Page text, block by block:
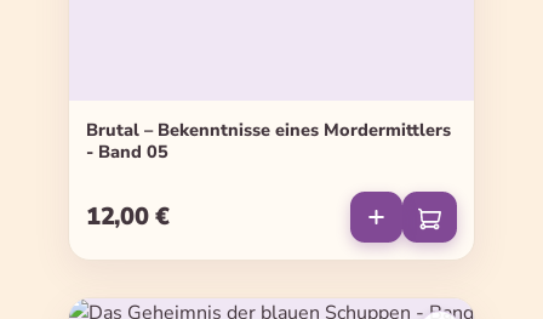
Brutal – Bekenntnisse eines Mordermittlers
- Band 05
Regulärer Preis:
12,00 €